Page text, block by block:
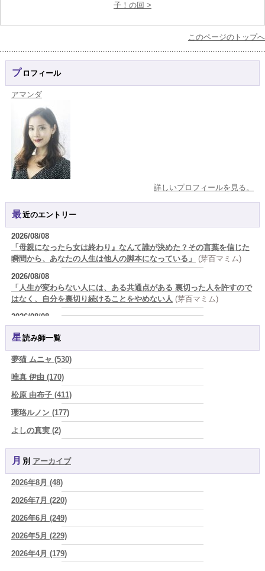
子！の回 >
このページのトップへ
プロフィール
アマンダ
詳しいプロフィールを見る。
最近のエントリー
2026/08/08
「母親になったら女は終わり』なんて誰が決めた？その言葉を信じた
瞬間から、あなたの人生は他人の脚本になっている」
(芽百マミム)
2026/08/08
「人生が変わらない人には、ある共通点がある 裏切った人を許すので
はなく、自分を裏切り続けることをやめない人 (芽百マミム)
2026/08/08
生きづらさと恋愛の悩みを繰り返すあなたへ (紅月Luru)
真寿の開運Cooking 鮭が教えてくれた、"積み重ねた先にある豊か
(プラタ 真寿)
『頑張って好かれる』を やめてみました。届いた 一通のメッセー
ジ。 (プラタ 真寿)
2026/08/07
2026年8月8日 甲寅――自分の軸を持ちながら、世界と対話する日
ぐり)
2026/08/07
新しいことに触れると、自分の中の回路がひらく｜好奇心を持ち続け
る楽しさ (美月マーシャ)
2026/08/07
2026年8月7日 癸丑 自分を消さずに、調和を育てる日
2026/08/07
時間は前に進んでいく。後悔は消せないけれど未来を変えていくこと
ができる (真巳華 - Mamika -)
星読み師一覧
夢猫 ムニャ (530)
唯真 伊由 (170)
松原 由布子 (411)
瓔珞ルノン (177)
よしの真実 (2)
YOSHIKI (58)
よみ (39)
一之森 陽柑 (26)
椰奈空 (64)
ワカリミ (1)
神楽峰ヴィスカ (10)
赤羽うさぎ (341)
月別 アーカイブ
2026年8月 (48)
2026年7月 (220)
2026年6月 (249)
2026年5月 (229)
2026年4月 (179)